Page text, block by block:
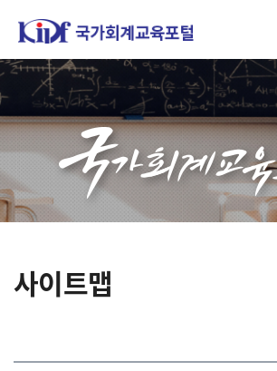
홈페이지가 새롭게 개편되었습니다.
한국조세재정연구원홈페이지가 새롭게
사이트맵